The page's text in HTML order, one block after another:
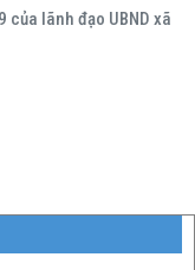
lãnh đạo UBND xã